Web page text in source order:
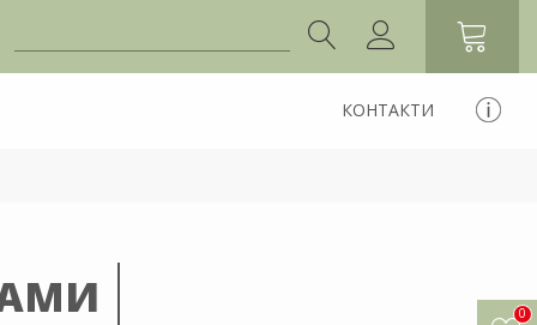
КОНТАКТИ
0